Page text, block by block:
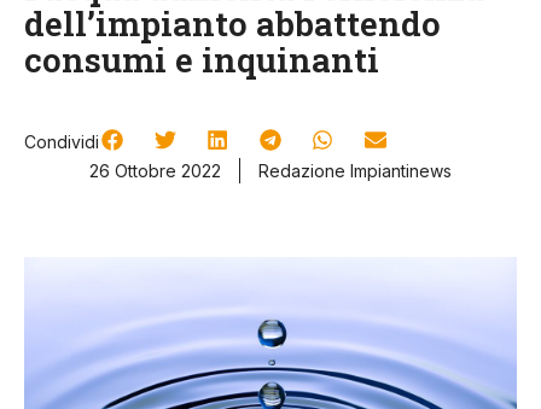
dell’impianto abbattendo
consumi e inquinanti
Condividi
26 Ottobre 2022
Redazione Impiantinews